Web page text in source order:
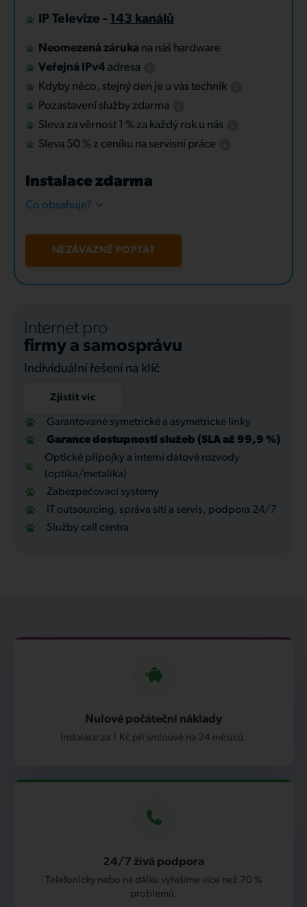
IP Televize - 143 kanálů
Neomezená záruka na náš hardware
Veřejná IPv4 adresa
Kdyby něco, stejný den je u vás technik
Pozastavení služby zdarma
Sleva za věrnost 1 % za každý rok u nás
Sleva 50 % z ceníku na servisní práce
Instalace zdarma
Co obsahuje?
NEZÁVAZNĚ POPTAT
Internet pro
firmy a samosprávu
Individuální řešení na klíč
Zjistit víc
Garantované symetrické a asymetrické linky
Garance dostupnosti služeb (SLA až 99,9 %)
Optické přípojky a interní datové rozvody
(optika/metalika)
Zabezpečovací systémy
IT outsourcing, správa sítí a servis, podpora 24/7
Služby call centra
Nulové počáteční náklady
Instalace za 1 Kč při smlouvě na 24 měsíců.
24/7 živá podpora
Telefonicky nebo na dálku vyřešíme více než 70 %
problémů.